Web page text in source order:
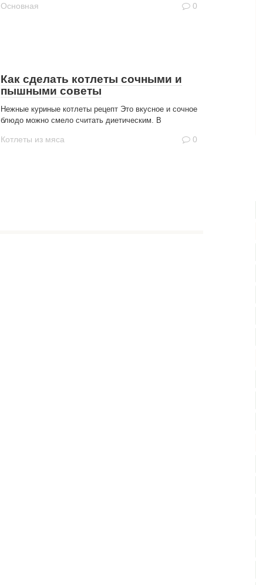
Основная 0
Как сделать котлеты сочными и
пышными советы
Нежные куриные котлеты рецепт Это вкусное и сочное
блюдо можно смело считать диетическим. В
Котлеты из мяса 0